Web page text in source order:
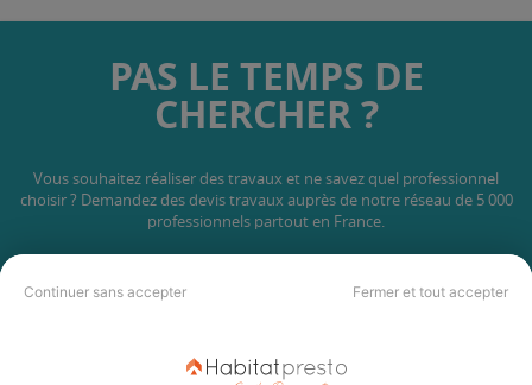
Continuer sans accepter Fermer et tout accepter
PAS LE TEMPS DE
CHERCHER ?
Vous souhaitez réaliser des travaux et ne savez quel professionnel
choisir ? Demandez des devis travaux auprès de notre réseau de 5 000
professionnels partout en France.